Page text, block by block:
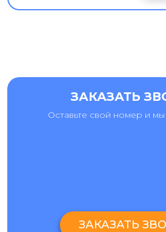
ЗАКАЗАТЬ
Оставьте свой номер и
ЗАКАЗАТЬ